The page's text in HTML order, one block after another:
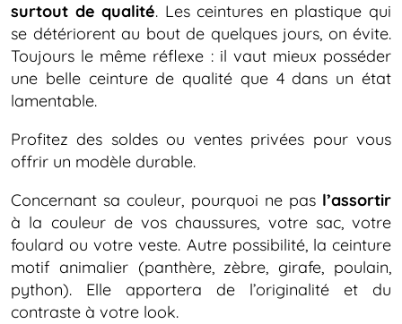
surtout de qualité. Les ceintures en plastique qui
se détériorent au bout de quelques jours, on évite.
Toujours le même réflexe : il vaut mieux posséder
une belle ceinture de qualité que 4 dans un état
lamentable.
Profitez des soldes ou ventes privées pour vous
offrir un modèle durable.
Concernant sa couleur, pourquoi ne pas l’assortir
à la couleur de vos chaussures, votre sac, votre
foulard ou votre veste. Autre possibilité, la ceinture
motif animalier (panthère, zèbre, girafe, poulain,
python). Elle apportera de l’originalité et du
contraste à votre look.